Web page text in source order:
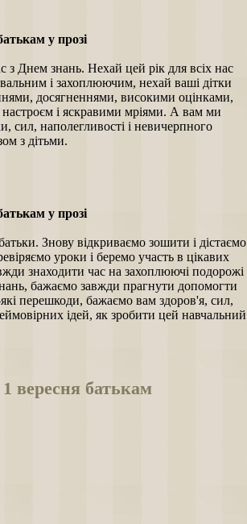
у прозі
з Днем знань. Нехай цей рік для всіх нас
і захоплюючим, нехай ваші дітки
досягненнями, високими оцінками,
і яскравими мріями. А вам ми
сил, наполегливості і невичерпного
з дітьми.
у прозі
Знову відкриваємо зошити і дістаємо
уроки і беремо участь в цікавих
знаходити час на захоплюючі подорожі
бажаємо завжди прагнути допомогти
перешкоди, бажаємо вам здоров'я, сил,
ідей, як зробити цей навчальний
вересня батькам